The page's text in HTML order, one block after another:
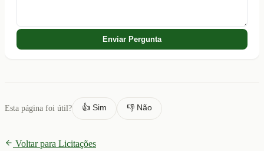
Enviar Pergunta
Esta página foi útil? 👍 Sim 👎 Não
Voltar para Licitações